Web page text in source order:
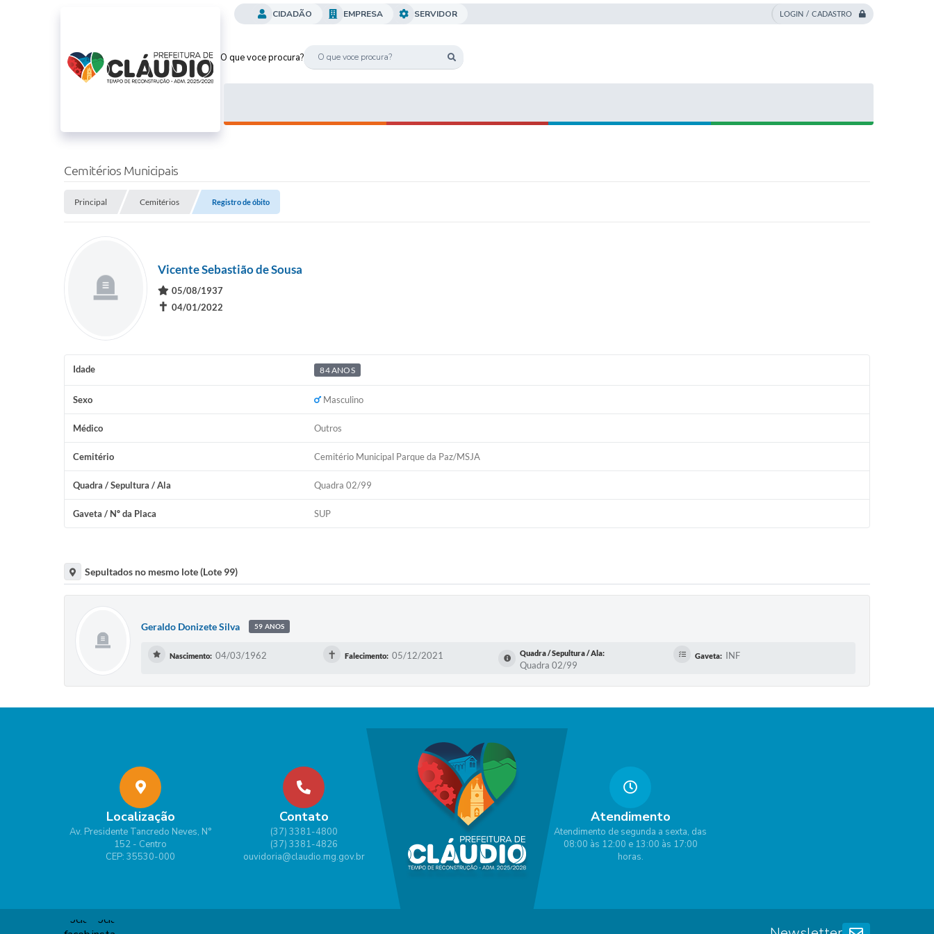
LOGIN / CADASTRO
O que voce procura?
CIDADÃO EMPRESA SERVIDOR
Cemitérios Municipais
Principal Cemitérios Registro de óbito
Vicente Sebastião de Sousa
05/08/1937
✝ 04/01/2022
Idade 84 ANOS
Sexo Masculino
Médico Outros
Cemitério Cemitério Municipal Parque da Paz/MSJA
Quadra / Sepultura / Ala Quadra 02/99
Gaveta / Nº da Placa SUP
Sepultados no mesmo lote (Lote 99)
Geraldo Donizete Silva 59 ANOS
Nascimento: 04/03/1962 ✝ Falecimento: 05/12/2021 Quadra / Sepultura / Ala:
Quadra 02/99
Gaveta: INF
Localização
Av. Presidente Tancredo Neves, N°
152 - Centro
CEP: 35530-000
Contato
(37) 3381-4800
(37) 3381-4826
ouvidoria@claudio.mg.gov.br
Atendimento
Atendimento de segunda a sexta, das
08:00 às 12:00 e 13:00 às 17:00
horas.